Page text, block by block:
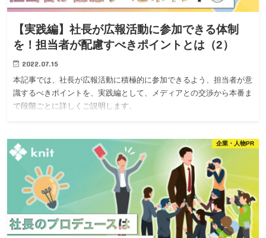
【実践編】社長が広報活動に参加できる体制
を！担当者が配慮すべきポイントとは（2）
2022.07.15
本記事では、社長が広報活動に積極的に参加できるよう、担当者が意
識するべきポイントを、実践編として、メディアとの交渉から本番ま
で段階ごとに詳しくご説明します。
企業・人物PR